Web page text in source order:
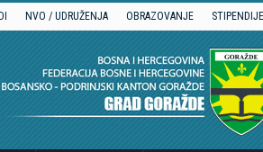
NVO / UDRUŽENJA OBRAZOVANJE STIPENDIJE